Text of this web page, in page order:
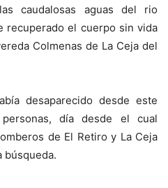
caudalosas aguas del rio
recuperado el cuerpo sin vida
Colmenas de La Ceja del
desaparecido desde este
día desde el cual
de El Retiro y La Ceja
búsqueda.